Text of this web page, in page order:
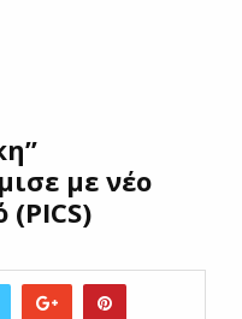
με νέο